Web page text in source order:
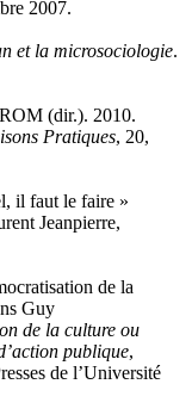
2007.
et la microsociologie.
(dir.). 2010.
Pratiques, 20,
il faut le faire »
Jeanpierre,
de la
Guy
de la culture ou
publique,
de l’Université